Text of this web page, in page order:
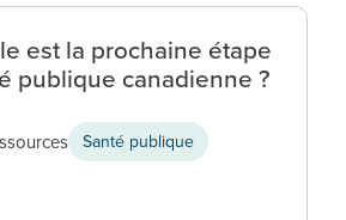
est la prochaine étape
publique canadienne ?
Santé publique